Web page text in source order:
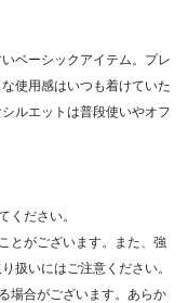
ベーシックアイテム。プレ
使用感はいつも着けていた
ルエットは普段使いやオフ
ください。
とがございます。また、強
扱いにはご注意ください。
場合がございます。あらか